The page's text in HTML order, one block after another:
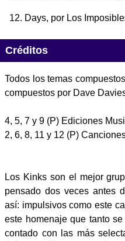
Days, por Los
Créditos
Todos los temas
compuestos por Dave
4, 5, 7 y 9 (P) Ediciones
2, 6, 8, 11 y 12 (P)
Los Kinks son el mejor
pensado dos veces antes
así: impulsivos como este
este homenaje que tanto
contado con las más